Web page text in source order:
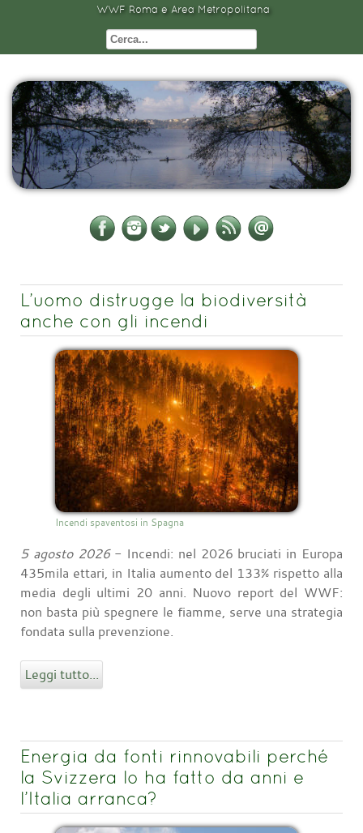
WWF Roma e Area Metropolitana
L’uomo distrugge la biodiversità
anche con gli incendi
Incendi spaventosi in Spagna
5 agosto 2026- Incendi: nel 2026 bruciati in Europa
435mila ettari, in Italia aumento del 133% rispetto alla
media degli ultimi 20 anni. Nuovo report del WWF:
non basta più spegnere le fiamme, serve una strategia
fondata sulla prevenzione.
Leggi tutto...
Energia da fonti rinnovabili perché
la Svizzera lo ha fatto da anni e
l’Italia arranca?